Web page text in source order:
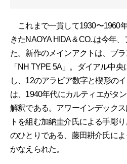
これまで一貫して1930〜1960
きたNAOYA HIDA & CO..は今年
た。新作のメインアクトは、ブ
「NH TYPE 5A」。ダイアル中
し、12のアラビア数字と楔形の
は、1940年代にカルティエがタ
解釈である。アワーインデック
トを組む加納圭介氏による手彫
のひとりである、藤田耕介氏に
かなえられた。